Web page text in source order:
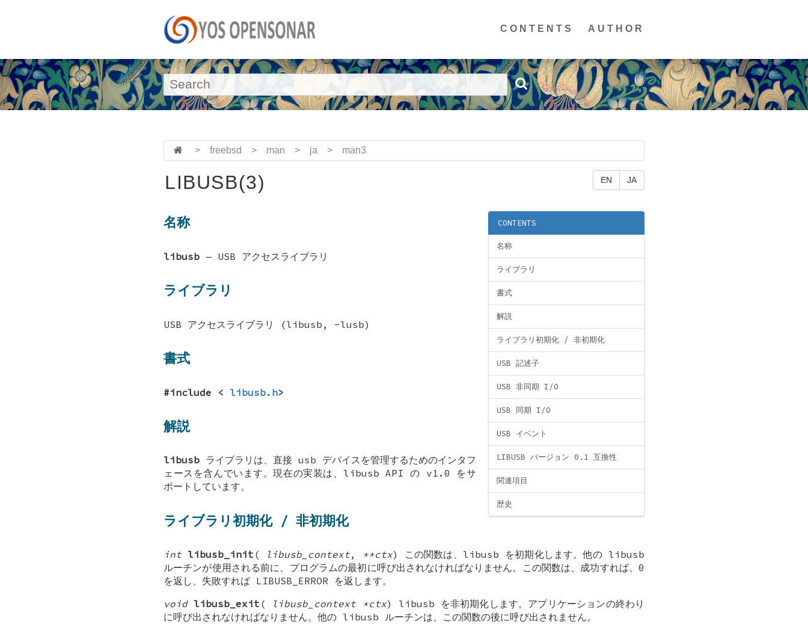
CONTENTS AUTHOR
> freebsd > man > ja > man3
EN JA
LIBUSB(3)
CONTENTS
名称
ライブラリ
書式
解説
ライブラリ初期化 / 非初期化
USB 記述子
USB 非同期 I/O
USB 同期 I/O
USB イベント
LIBUSB バージョン 0.1 互換性
関連項目
歴史
名称
libusb — USB アクセスライブラリ
ライブラリ
USB アクセスライブラリ (libusb, -lusb)
書式
#include < libusb.h>
解説
libusb ライブラリは、直接 usb デバイスを管理するためのインタフ
ェースを含んでいます。現在の実装は、libusb API の v1.0 をサ
ポートしています。
ライブラリ初期化 / 非初期化
int libusb_init ( libusb_context, **ctx) この関数は、libusb を初期化します。他の libusb
ルーチンが使用される前に、プログラムの最初に呼び出されなければなりません。この関数は、成功すれば、0
を返し、失敗すれば LIBUSB_ERROR を返します。
void libusb_exit ( libusb_context *ctx) libusb を非初期化します。アプリケーションの終わり
に呼び出されなければなりません。他の libusb ルーチンは、この関数の後に呼び出されません。